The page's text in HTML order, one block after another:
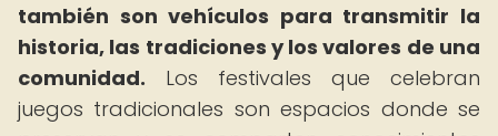
también son vehículos para transmitir la
historia, las tradiciones y los valores de una
comunidad. Los festivales que celebran
juegos tradicionales son espacios donde se